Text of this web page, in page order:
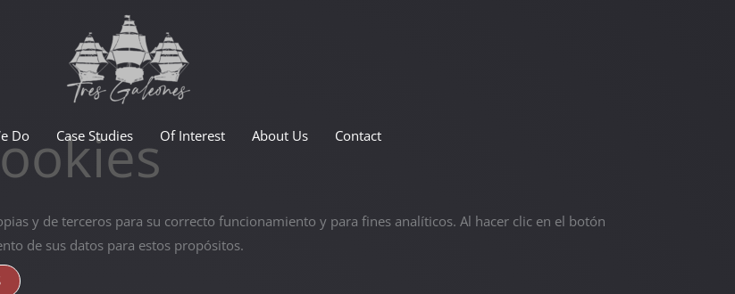
Do Case Studies Of Interest About Us Contact
y de terceros para su correcto funcionamiento y para fines analíticos. Al hacer clic en el botón
de sus datos para estos propósitos.